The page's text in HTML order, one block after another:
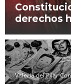
derechos
Valeria del Pilar